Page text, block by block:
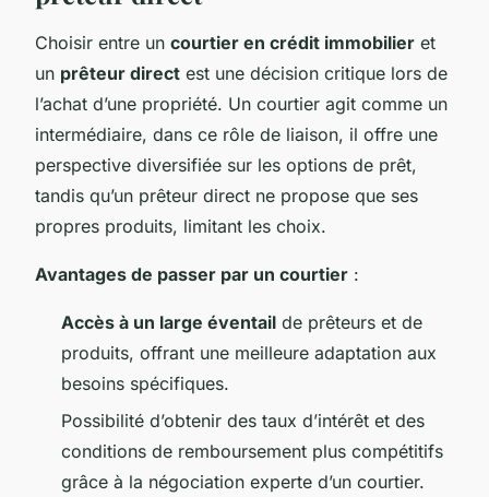
Choisir entre un courtier en crédit immobilier et
un prêteur direct est une décision critique lors de
l’achat d’une propriété. Un courtier agit comme un
intermédiaire, dans ce rôle de liaison, il offre une
perspective diversifiée sur les options de prêt,
tandis qu’un prêteur direct ne propose que ses
propres produits, limitant les choix.
Avantages de passer par un courtier :
Accès à un large éventail de prêteurs et de
produits, offrant une meilleure adaptation aux
besoins spécifiques.
Possibilité d’obtenir des taux d’intérêt et des
conditions de remboursement plus compétitifs
grâce à la négociation experte d’un courtier.